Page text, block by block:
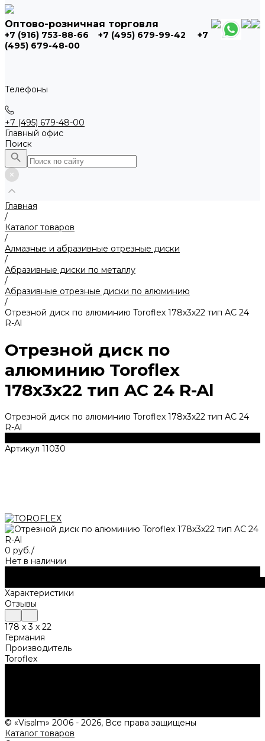
Оптово-розничная торговля
+7 (916) 753-88-66 +7 (495) 679-99-42
+7
(495) 679-48-00
Телефоны
+7 (495) 679-48-00
Главный офис
Поиск
Главная
/
Каталог товаров
/
Алмазные и абразивные отрезные диски
/
Абразивные диски по металлу
/
Абразивные отрезные диски по алюминию
/
Отрезной диск по алюминию Toroflex 178х3х22 тип AС 24
R-Al
Отрезной диск по
алюминию Toroflex
178х3х22 тип AС 24 R-Al
Отрезной диск по алюминию Toroflex 178х3х22 тип AС 24
R-Al
Артикул 11030
0 руб./
Нет в наличии
Характеристики
Отзывы
178 x 3 x 22
Германия
Производитель
Toroflex
© «Visalm» 2006 - 2026, Все права защищены
Каталог товаров